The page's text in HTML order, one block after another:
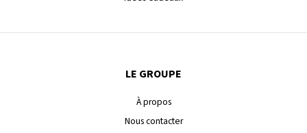
LE GROUPE
À propos
Nous contacter